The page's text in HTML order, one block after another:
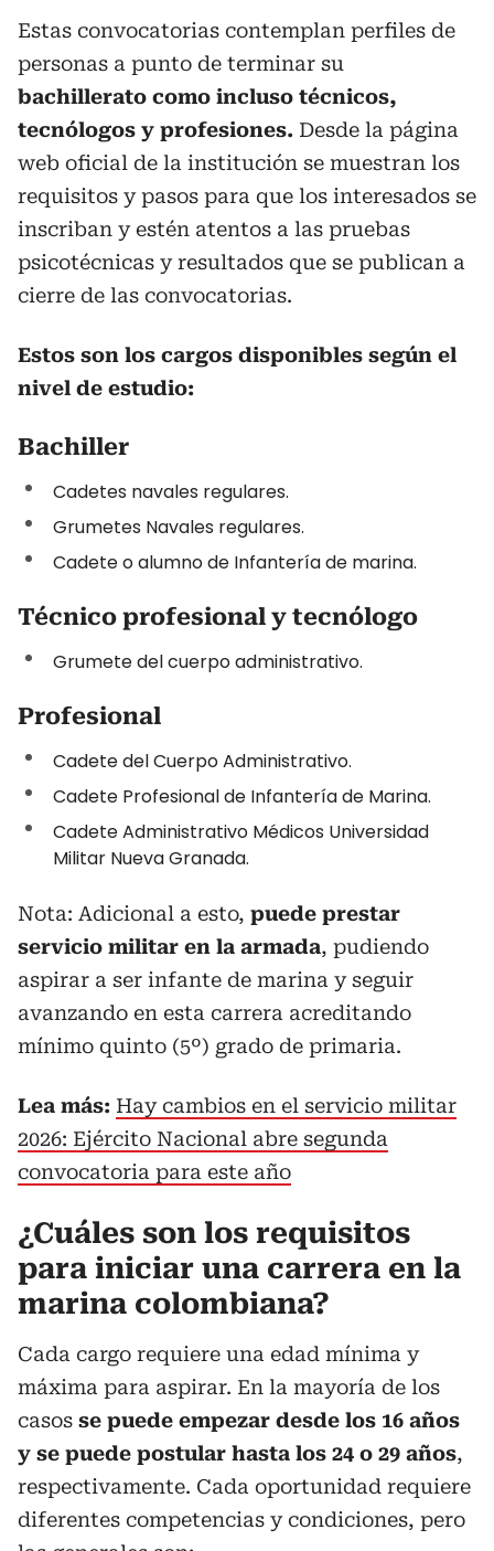
Estas convocatorias contemplan perfiles de
personas a punto de terminar su
bachillerato como incluso técnicos,
tecnólogos y profesiones. Desde la página
web oficial de la institución se muestran los
requisitos y pasos para que los interesados se
inscriban y estén atentos a las pruebas
psicotécnicas y resultados que se publican a
cierre de las convocatorias.
Estos son los cargos disponibles según el
nivel de estudio:
Bachiller
Cadetes navales regulares.
Grumetes Navales regulares.
Cadete o alumno de Infantería de marina.
Técnico profesional y tecnólogo
Grumete del cuerpo administrativo.
Profesional
Cadete del Cuerpo Administrativo.
Cadete Profesional de Infantería de Marina.
Cadete Administrativo Médicos Universidad
Militar Nueva Granada.
Nota: Adicional a esto, puede prestar
servicio militar en la armada, pudiendo
aspirar a ser infante de marina y seguir
avanzando en esta carrera acreditando
mínimo quinto (5º) grado de primaria.
Lea más: Hay cambios en el servicio militar
2026: Ejército Nacional abre segunda
convocatoria para este año
¿Cuáles son los requisitos
para iniciar una carrera en la
marina colombiana?
Cada cargo requiere una edad mínima y
máxima para aspirar. En la mayoría de los
casos se puede empezar desde los 16 años
y se puede postular hasta los 24 o 29 años,
respectivamente. Cada oportunidad requiere
diferentes competencias y condiciones, pero